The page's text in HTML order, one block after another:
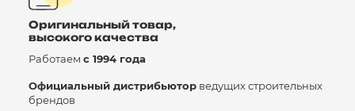
Оригинальный товар,
высокого качества
Работаем с 1994 года
Официальный дистрибьютор ведущих строительных
брендов